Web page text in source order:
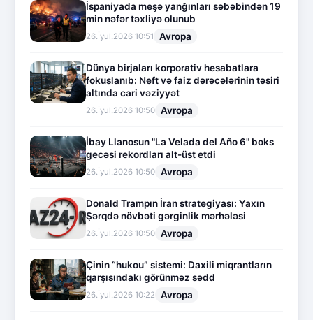
İspaniyada meşə yanğınları səbəbindən 19
min nəfər təxliyə olunub
26.İyul.2026 10:51 Avropa
Dünya birjaları korporativ hesabatlara
fokuslanıb: Neft və faiz dərəcələrinin təsiri
altında cari vəziyyət
26.İyul.2026 10:50 Avropa
İbay Llanosun "La Velada del Año 6" boks
gecəsi rekordları alt-üst etdi
26.İyul.2026 10:50 Avropa
Donald Trampın İran strategiyası: Yaxın
Şərqdə növbəti gərginlik mərhələsi
26.İyul.2026 10:50 Avropa
Çinin “hukou” sistemi: Daxili miqrantların
qarşısındakı görünməz sədd
26.İyul.2026 10:22 Avropa